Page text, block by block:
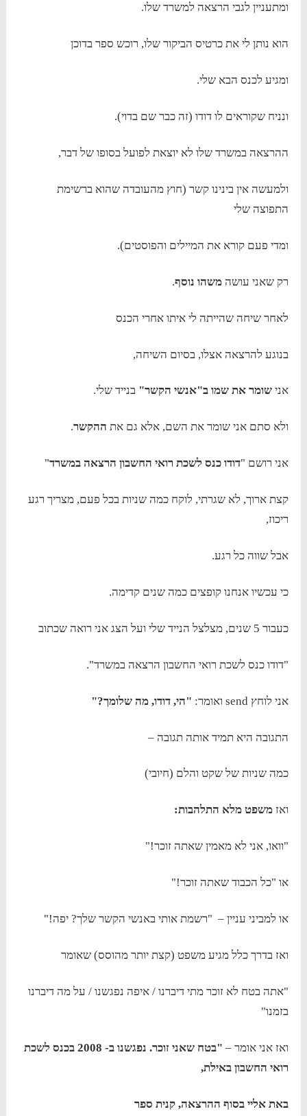
ומתעניין לגבי הרצאה למשרד שלו.
הוא נותן לי את כרטיס הביקור שלו, רוכש ספר בדוכן
ומגיע לכנס הבא שלי.
ונניח שקוראים לו דודו (זה כבר שם בדוי).
ההרצאה במשרד שלו לא יוצאת לפועל בסופו של דבר,
ולמעשה אין בינינו קשר (חוץ מהעובדה שהוא ברשימת
התפוצה שלי
ומדי פעם קורא את המיילים והפוסטים).
רק שאני עושהמשהו נוסף.
לאחר שיחה שהייתה לי איתו אחרי הכנס
בנוגע להרצאה אצלו, בסיום השיחה,
אנישומר את שמו ב"אנשי הקשר" בנייד שלי.
ולא סתם אני שומר את השם, אלא גם את ההקשר.
אני רושם "דודו כנס לשכת רואי החשבון הרצאה במשרד"
קצת ארוך, לא שגרתי, לוקח כמה שניות בכל פעם, מצריך רגע
ריכוז,
אבל שווה כל רגע.
כי עכשיו אנחנו קופצים כמה שנים קדימה.
כעבור 5 שנים, מצלצל הנייד שלי ועל הצג אני רואה שכתוב
"דודו כנס לשכת רואי החשבון הרצאה במשרד".
אני לוחץ send ואומר: "הי, דודו, מה שלומך?"
התגובה היא תמיד אותה תגובה –
כמה שניות של שקט והלם (חיובי)
ואזמשפט מלא התלהבות:
"וואו, אני לא מאמין שאתה זוכר!"
או "כל הכבוד שאתה זוכר!"
או למביני עניין – "רשמת אותי באנשי הקשר שלך? יפה!"
ואז בדרך כלל מגיע משפט (קצת יותר מהוסס) שאומר
"אתה בטח לא זוכר מתי דיברנו / איפה נפגשנו / על מה דיברנו
בזמנו"
ואז אני אומר –
"בטח שאני זוכר. נפגשנו ב- 2008 בכנס לשכת
רואי החשבון באילת,
באת אליי בסוף ההרצאה, קנית ספר